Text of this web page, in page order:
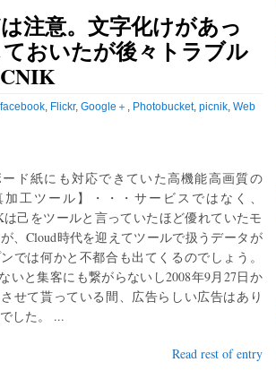
注意。文字化けがあっ
おいたが後々トラブル
facebook, Flickr, Google＋ Photobucket, picnik, Web
ード紙にも対応できていた高機能高画質の
加工ツール】・・・サービスではなく、
は己をツールと言っていたほど優れていたモ
が、Cloud時代を迎えてツールで扱うデータが
では何かと不都合も出てくるのでしょう。
いと集客にも繋がらないし2008年9月27日か
せて貰っている間、広告らしい広告はあり
した。 ...
Read rest of entry